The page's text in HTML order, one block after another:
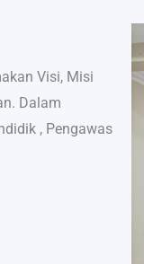
Visi, Misi
Dalam
, Pengawas